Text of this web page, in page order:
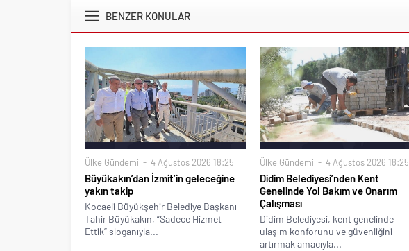
BENZER KONULAR
Ülke Gündemi 4 Ağustos 2026 18:25
Büyükakın’dan İzmit’in geleceğine
yakın takip
Kocaeli Büyükşehir Belediye Başkanı
Tahir Büyükakın, “Sadece Hizmet
Ettik” sloganıyla...
Ülke Gündemi 4 Ağustos 2026 18:25
Didim Belediyesi’nden Kent
Genelinde Yol Bakım ve Onarım
Çalışması
Didim Belediyesi, kent genelinde
ulaşım konforunu ve güvenliğini
artırmak amacıyla...